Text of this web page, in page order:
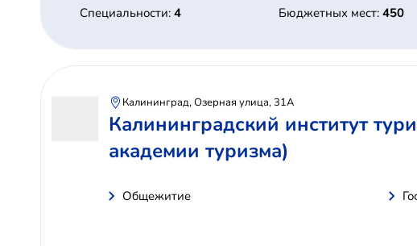
Специальности: 4 Бюджетных мест: 450
Калининград, Озерная улица, 31А
Калининградский институт
академии туризма)
Общежитие